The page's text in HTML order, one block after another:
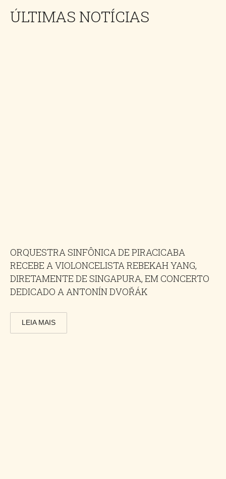
ÚLTIMAS NOTÍCIAS
ORQUESTRA SINFÔNICA DE PIRACICABA
RECEBE A VIOLONCELISTA REBEKAH YANG,
DIRETAMENTE DE SINGAPURA, EM CONCERTO
DEDICADO A ANTONÍN DVOŘÁK
LEIA MAIS